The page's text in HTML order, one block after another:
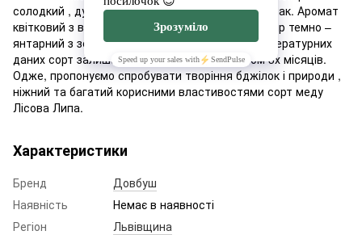
солодкий , дуже ніжний та має багатий після смак. Аромат
квітковий з власними особливими нотками. Колір темно –
янтарний з зеленкуватим переливом. Згідно літературних
даних сорт залишатиметься рідким протягом 3х місяців.
Одже, пропонуємо спробувати творіння бджілок і природи ,
ніжний та багатий корисними властивостями сорт меду
Лісова Липа.
Характеристики
Бренд
Довбуш
Наявність
Немає в наявності
Регіон
Львівщина